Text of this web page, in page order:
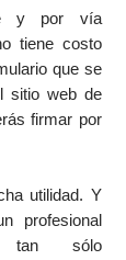
y por vía
tiene costo
que se
sitio web de
firmar por
utilidad. Y
profesional
tan sólo